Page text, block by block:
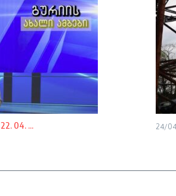
04. ... 24/